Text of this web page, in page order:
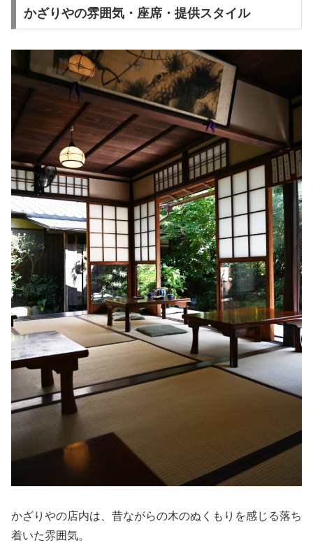
かざりやの雰囲気・座席・提供スタイル
かざりやの店内は、昔ながらの木のぬくもりを感じる落ち
着いた雰囲気。